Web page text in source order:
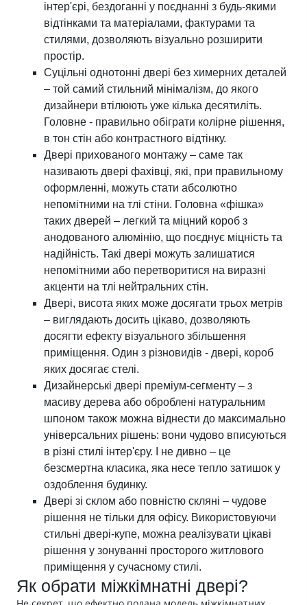
інтер'єрі, бездоганні у поєднанні з будь-якими
відтінками та матеріалами, фактурами та
стилями, дозволяють візуально розширити
простір.
Суцільні однотонні двері без химерних деталей
– той самий стильний мінімалізм, до якого
дизайнери втілюють уже кілька десятиліть.
Головне - правильно обіграти колірне рішення,
в тон стін або контрастного відтінку.
Двері прихованого монтажу – саме так
називають двері фахівці, які, при правильному
оформленні, можуть стати абсолютно
непомітними на тлі стіни. Головна «фішка»
таких дверей – легкий та міцний короб з
анодованого алюмінію, що поєднує міцність та
надійність. Такі двері можуть залишатися
непомітними або перетворитися на виразні
акценти на тлі нейтральних стін.
Двері, висота яких може досягати трьох метрів
– виглядають досить цікаво, дозволяють
досягти ефекту візуального збільшення
приміщення. Один з різновидів - двері, короб
яких досягає стелі.
Дизайнерські двері преміум-сегменту – з
масиву дерева або оброблені натуральним
шпоном також можна віднести до максимально
універсальних рішень: вони чудово вписуються
в різні стилі інтер'єру. І не дивно – це
безсмертна класика, яка несе тепло затишок у
оздоблення будинку.
Двері зі склом або повністю скляні – чудове
рішення не тільки для офісу. Використовуючи
стильні двері-купе, можна реалізувати цікаві
рішення у зонуванні просторого житлового
приміщення у сучасному стилі.
Як обрати міжкімнатні двері?